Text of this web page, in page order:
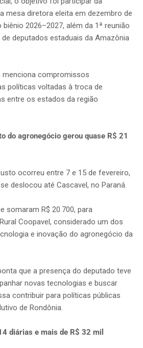
mesa diretora eleita em dezembro de
2026–2027, além da 1ª reunião
deputados estaduais da Amazônia
compromissos
políticas voltadas à troca de
entre os estados da região
do agronegócio gerou quase R$ 21
ocorreu entre 7 e 15 de fevereiro,
deslocou até Cascavel, no Paraná.
somaram R$ 20.700, para
Coopavel, considerado um dos
e inovação do agronegócio da
que a presença do deputado teve
novas tecnologias e buscar
contribuir para políticas públicas
de Rondônia.
diárias e mais de R$ 32 mil